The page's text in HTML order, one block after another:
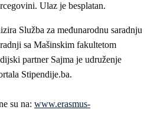
Ulaz je besplatan.
Služba za međunarodnu saradnju
sa Mašinskim fakultetom
partner Sajma je udruženje
Stipendije.ba.
su na: www.erasmus-